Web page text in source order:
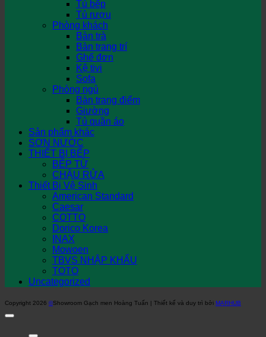
Tủ bếp
Tủ rượu
Phòng khách
Bàn trà
Bàn trang trí
Ghế đơn
Kệ tivi
Sofa
Phòng ngủ
Bàn trang điểm
Giường
Tủ quần áo
Sản phẩm khác
SƠN NƯỚC
THIẾT BỊ BẾP
BẾP TỪ
CHẬU RỬA
Thiết Bị Vệ Sinh
American Standard
Caesar
COTTO
Dorico Korea
INAX
Mowoen
TBVS NHẬP KHẨU
TOTO
Uncategorized
Copyright 2026 ©Showroom Gạch men Hoàng Tuấn | Thiết kế và duy trì bởi MARHUB